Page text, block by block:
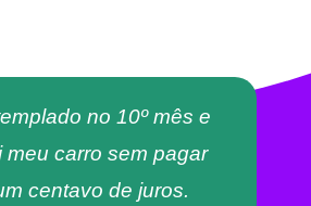
no 10º mês e
meu carro sem pagar
centavo de juros.